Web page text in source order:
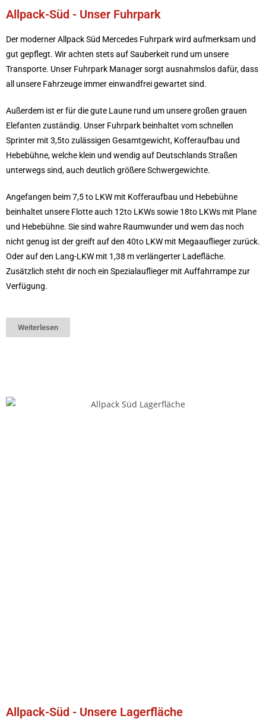
Allpack-Süd - Unser Fuhrpark
Der moderner Allpack Süd Mercedes Fuhrpark wird aufmerksam und
gut gepflegt. Wir achten stets auf Sauberkeit rund um unsere
Transporte. Unser Fuhrpark Manager sorgt ausnahmslos dafür, dass
all unsere Fahrzeuge immer einwandfrei gewartet sind.
Außerdem ist er für die gute Laune rund um unsere großen grauen
Elefanten zuständig. Unser Fuhrpark beinhaltet vom schnellen
Sprinter mit 3,5to zulässigen Gesamtgewicht, Kofferaufbau und
Hebebühne, welche klein und wendig auf Deutschlands Straßen
unterwegs sind, auch deutlich größere Schwergewichte.
Angefangen beim 7,5 to LKW mit Kofferaufbau und Hebebühne
beinhaltet unsere Flotte auch 12to LKWs sowie 18to LKWs mit Plane
und Hebebühne. Sie sind wahre Raumwunder und wem das noch
nicht genug ist der greift auf den 40to LKW mit Megaauflieger zurück.
Oder auf den Lang-LKW mit 1,38 m verlängerter Ladefläche.
Zusätzlich steht dir noch ein Spezialauflieger mit Auffahrrampe zur
Verfügung.
Weiterlesen
Allpack-Süd - Unsere Lagerfläche